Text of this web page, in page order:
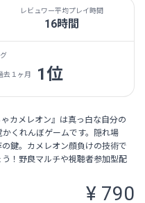
レビュワー平均プレイ時間
16時間
去１ヶ月 1位
カメレオン』は真っ白な自分の
くれんぼゲームです。隠れ場
鍵。カメレオン顔負けの技術で
！野良マルチや視聴者参加型配
¥ 790